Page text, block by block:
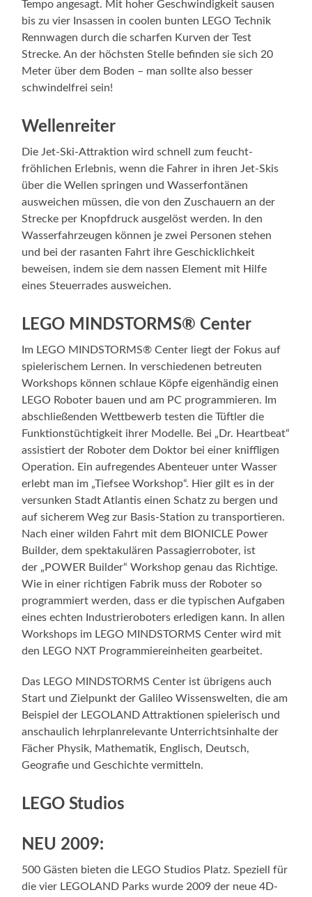
Tempo angesagt. Mit hoher Geschwindigkeit sausen
bis zu vier Insassen in coolen bunten LEGO Technik
Rennwagen durch die scharfen Kurven der Test
Strecke. An der höchsten Stelle befinden sie sich 20
Meter über dem Boden – man sollte also besser
schwindelfrei sein!
Wellenreiter
Die Jet-Ski-Attraktion wird schnell zum feucht-
fröhlichen Erlebnis, wenn die Fahrer in ihren Jet-Skis
über die Wellen springen und Wasserfontänen
ausweichen müssen, die von den Zuschauern an der
Strecke per Knopfdruck ausgelöst werden. In den
Wasserfahrzeugen können je zwei Personen stehen
und bei der rasanten Fahrt ihre Geschicklichkeit
beweisen, indem sie dem nassen Element mit Hilfe
eines Steuerrades ausweichen.
LEGO MINDSTORMS® Center
Im LEGO MINDSTORMS® Center liegt der Fokus auf
spielerischem Lernen. In verschiedenen betreuten
Workshops können schlaue Köpfe eigenhändig einen
LEGO Roboter bauen und am PC programmieren. Im
abschließenden Wettbewerb testen die Tüftler die
Funktionstüchtigkeit ihrer Modelle. Bei „Dr. Heartbeat“
assistiert der Roboter dem Doktor bei einer kniffligen
Operation. Ein aufregendes Abenteuer unter Wasser
erlebt man im „Tiefsee Workshop“. Hier gilt es in der
versunken Stadt Atlantis einen Schatz zu bergen und
auf sicherem Weg zur Basis-Station zu transportieren.
Nach einer wilden Fahrt mit dem BIONICLE Power
Builder, dem spektakulären Passagierroboter, ist
der „POWER Builder“ Workshop genau das Richtige.
Wie in einer richtigen Fabrik muss der Roboter so
programmiert werden, dass er die typischen Aufgaben
eines echten Industrieroboters erledigen kann. In allen
Workshops im LEGO MINDSTORMS Center wird mit
den LEGO NXT Programmiereinheiten gearbeitet.
Das LEGO MINDSTORMS Center ist übrigens auch
Start und Zielpunkt der Galileo Wissenswelten, die am
Beispiel der LEGOLAND Attraktionen spielerisch und
anschaulich lehrplanrelevante Unterrichtsinhalte der
Fächer Physik, Mathematik, Englisch, Deutsch,
Geografie und Geschichte vermitteln.
LEGO Studios
NEU 2009:
500 Gästen bieten die LEGO Studios Platz. Speziell für
die vier LEGOLAND Parks wurde 2009 der neue 4D-